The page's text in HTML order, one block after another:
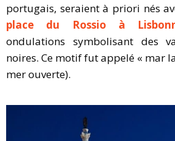
portugais, seraient à priori nés
place du Rossio à
ondulations symbolisant des
noires. Ce motif fut appelé « mar
mer ouverte).